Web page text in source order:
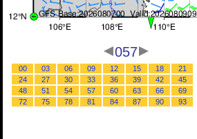
057
00 03 06 09 12 15 18
21
24
27 30 33 36 39 42
45
48
51 54 57 60 63 66
69
72
75 78 81 84 87 90 93